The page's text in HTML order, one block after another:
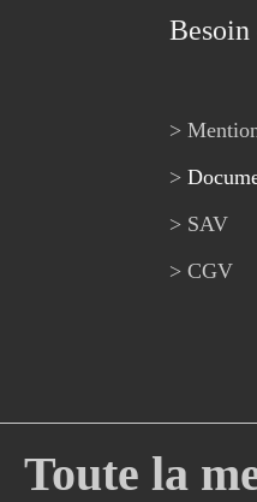
Besoin
>
>
> SAV
> CGV
Toute la